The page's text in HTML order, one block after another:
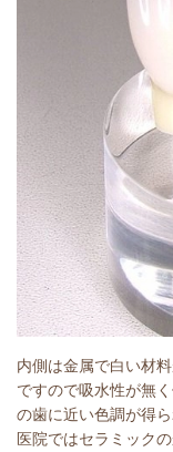
内側は金属で白い材
ですので吸水性が無
の歯に近い色調が得
医院ではセラミック